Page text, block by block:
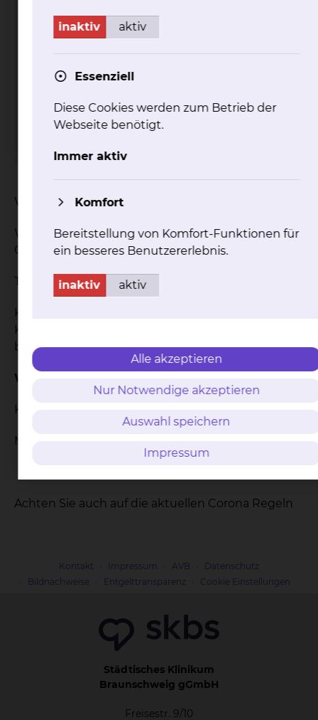
- Versorgung des
Neugeborenes
- Wochenbettzeit
Der Kurs beinhaltet 7
Treffen à 2 Stunden mit 2
Wann: 1x pro Woche für jeweils 2 Stunden
Wo: Elternschule Klinikum Braunschweig,
Celler Strasse 38
Termin: Dienstags 18:15 - 20:15
Kosten: Die Kosten werden durch die
Krankenkasse getragen. Die Partnergebühr
beträgt 50€.
Weitere Informationen unter:
Kursleitung: Jana Benz (Hebamme)
Mobil: + 49 172 9483023
Achten Sie auch auf die aktuellen Corona Regeln
Kontakt Impressum AVB
Datenschutz
Bildnachweise
Entgelttransparenz Cookie Einstellungen
Städtisches Klinikum
Braunschweig gGmbH
Freisestr. 9/10
inaktiv aktiv
Essenziell
Diese Cookies werden zum Betrieb der
Webseite benötigt.
Immer aktiv
Komfort
Bereitstellung von Komfort-Funktionen für
ein besseres Benutzererlebnis.
inaktiv aktiv
Alle akzeptieren
Nur Notwendige akzeptieren
Auswahl speichern
Impressum